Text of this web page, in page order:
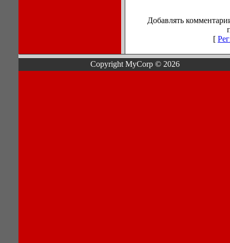
Добавлять
[
Copyright MyCorp © 2026